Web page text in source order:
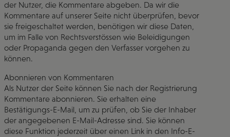
der Nutzer, die Kommentare abgeben. Da wir die
Kommentare auf unserer Seite nicht überprüfen, bevor
sie freigeschaltet werden, benötigen wir diese Daten,
um im Falle von Rechtsverstössen wie Beleidigungen
oder Propaganda gegen den Verfasser vorgehen zu
können.
Abonnieren von Kommentaren
Als Nutzer der Seite können Sie nach der Registrierung
Kommentare abonnieren. Sie erhalten eine
Bestätigungs-E-Mail, um zu prüfen, ob Sie der Inhaber
der angegebenen E-Mail-Adresse sind. Sie können
diese Funktion jederzeit über einen Link in den Info-E-